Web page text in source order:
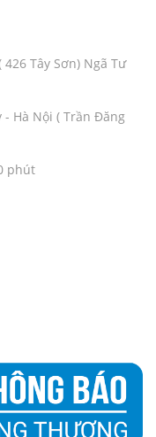
Tây Sơn) Ngã Tư
- Hà Nội ( Trần Đăng
phút